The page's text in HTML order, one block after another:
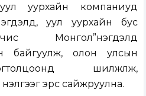
уурхайн компаниуд
уул уурхайн бус
Монгол”нэгдэлд
байгуулж, олон улсын
шилжүүлж,
эрс сайжруулна.